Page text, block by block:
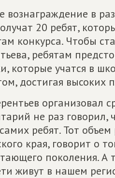
вознаграждение в
20 ребят,
конкурса. Чтобы
ребятам
которые учатся в
достигая высоких
организовал
не раз говорил,
ребят. Тот
края, говорит о
поколения. А
живут в нашем